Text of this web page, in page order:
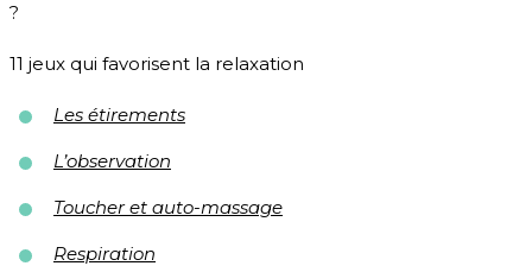
?
11 jeux qui favorisent la relaxation
Les étirements
L’observation
Toucher et auto-massage
Respiration